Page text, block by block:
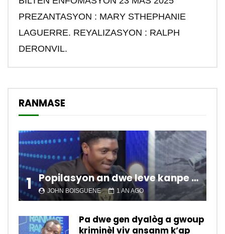
PREZANTASYON : MARY STHEPHANIE
LAGUERRE. REYALIZASYON : RALPH
DERONVIL.
RANMASE
1 Popilasyon an dwe leve kanpe pou chanje sitiyasyon kawotik l’ap viv nan peyi a.
JOHN BOISGUENE 1 AN AGO
Pa dwe gen dyalòg a gwoup
kriminèl viv ansanm k’ap